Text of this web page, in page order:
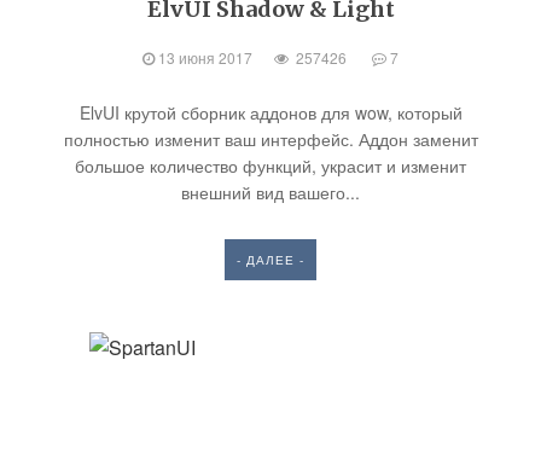
ElvUI Shadow & Light
13 июня 2017 257426 7
ElvUI крутой сборник аддонов для wow, который
полностью изменит ваш интерфейс. Аддон заменит
большое количество функций, украсит и изменит
внешний вид вашего...
- ДАЛЕЕ -